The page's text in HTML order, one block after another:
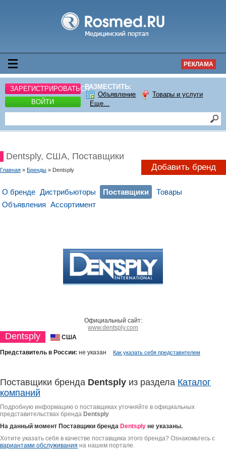
РЕКЛАМА
ЗАРЕГИСТРИРОВАТЬСЯ
ВОЙТИ
РАЗМЕСТИТЬ:
Объявление
Товары и услуги
Еще...
Dentsply, США, Поставщики
Главная » Бренды » Dentsply Добавить бренд
О бренде Дистрибьюторы Поставщики
Товары
Объявления Ассортимент
Официальный сайт:
www.dentsply.com
Dentsply США
Представитель в России: не указан Как указать себя представителем
Поставщики бренда Dentsply из раздела Каталог
компаний
Подробную информацию о поставщиках уточняйте в официальных
представительствах бренда Dentsply
На данный момент Поставщики бренда Dentsply не указаны.
Хотите указать себя в качестве поставщика этого бренда? Ознакомьтесь с
вариантами обслуживания на нашем портале.